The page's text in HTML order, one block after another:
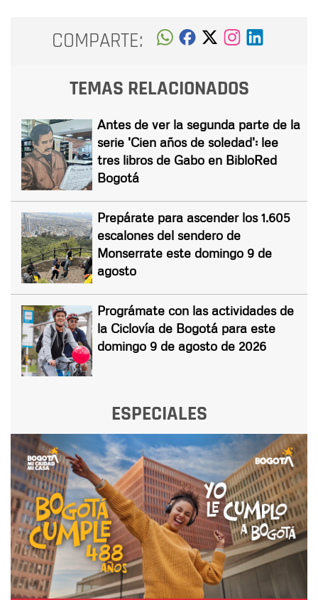
COMPARTE:
TEMAS RELACIONADOS
Antes de ver la segunda parte de la
serie 'Cien años de soledad': lee
tres libros de Gabo en BibloRed
Bogotá
Prepárate para ascender los 1.605
escalones del sendero de
Monserrate este domingo 9 de
agosto
Prográmate con las actividades de
la Ciclovía de Bogotá para este
domingo 9 de agosto de 2026
ESPECIALES